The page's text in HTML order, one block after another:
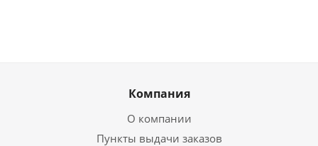
Компания
О компании
Пункты выдачи заказов